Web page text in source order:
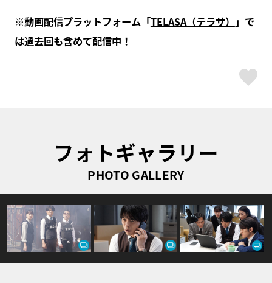
※動画配信プラットフォーム「TELASA（テラサ） 」で
は過去回も含めて配信中！
フォトギャラリー
PHOTO GALLERY